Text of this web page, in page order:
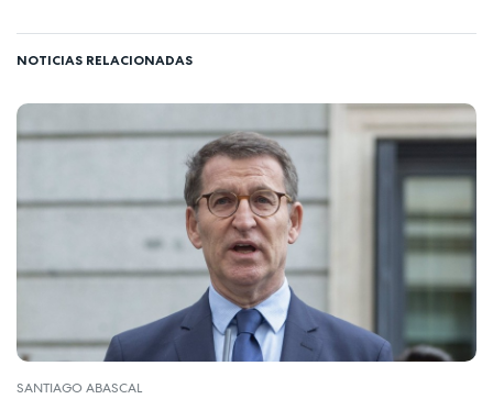
NOTICIAS RELACIONADAS
SANTIAGO ABASCAL